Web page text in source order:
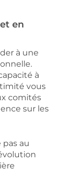
en
à une
à
vous
comités
sur les
au